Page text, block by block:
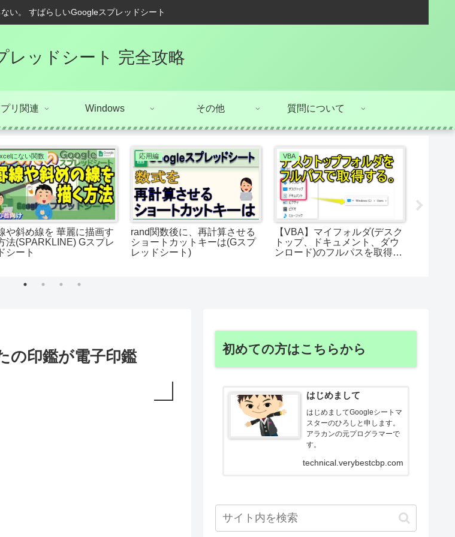
い。 すばらしいGoogleスプレッドシート
レッドシート 完全攻略
リ関連 Windows その他 質問について
にない関数
や斜め線を 華麗に描画す
法(SPARKLINE) Gスプレ
シート
応用編
rand関数後に、再計算させる
ショートカットキーは(Gスプ
レッドシート)
VBA
【VBA】マイフォルダ(デスク
トップ、ドキュメント、ダウ
ンロード)のフルパスを取得す
の印鑑が電子印鑑
初めての方はこちらから
はじめまして
はじめましてGoogleシートマ
スターのひろしと申します。
アラカンの元プログラマーで
す。
technical.verybestcbp.com